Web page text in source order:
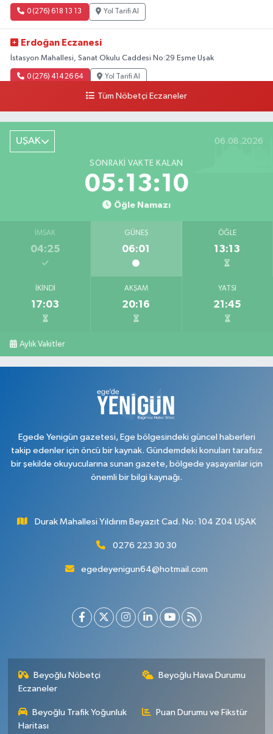
0 (276) 618 13 13 Yol Tarifi Al
Erdoğan Eczanesi
İstasyon Mahallesi, Sanat Okulu Caddesi No:29 Eşme Uşak
0 (276) 414 26 64 Yol Tarifi Al
Hürriyet Caddesi, No:75 Ulubey Uşak
0 (276) 716 28 08
Hayat Eczanesi
Yeni Mahallesi, İnönü Caddesi, Kadife Sokak No:2 A Karahallı Uşak
Yol Tarifi Al
Cumhuriyet Mahallesi, Bahçeli Sokak No:13 B Merkez Uşak
Mert Eczanesi
İslice Mahallesi, Fatih Caddesi No:3 B Merkez Uşak
Yol Tarifi Al
Tüm Nöbetçi Eczaneler
UŞAK 06.08.2026
SONRAKI VAKTE KALAN
05:13:09
Öğle Namazı
İMSAK
04:25
GÜNEŞ
06:01
ÖĞLE
13:13
İKINDI
17:03
AKŞAM
20:16
YATSI
21:45
Aylık Vakitler
Egede Yenigün gazetesi, Ege bölgesindeki güncel haberleri
takip edenler için öncü bir kaynak. Gündemdeki konuları tarafsız
bir şekilde okuyucularına sunan gazete, bölgede yaşayanlar için
önemli bir bilgi kaynağı.
Durak Mahallesi Yıldırım Beyazıt Cad. No: 104 Z04 UŞAK
0276 223 30 30
egedeyenigun64@hotmail.com
Beyoğlu Nöbetçi
Eczaneler
Beyoğlu Hava Durumu
Beyoğlu Trafik Yoğunluk
Haritası
Puan Durumu ve Fikstür